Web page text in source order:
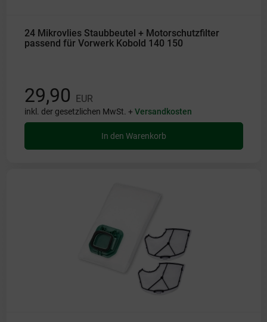
24 Mikrovlies Staubbeutel + Motorschutzfilter
passend für Vorwerk Kobold 140 150
29,90 EUR
inkl. der gesetzlichen MwSt. +Versandkosten
In den Warenkorb